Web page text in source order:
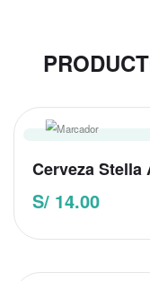
Cerveza Stella
S/ 14.00